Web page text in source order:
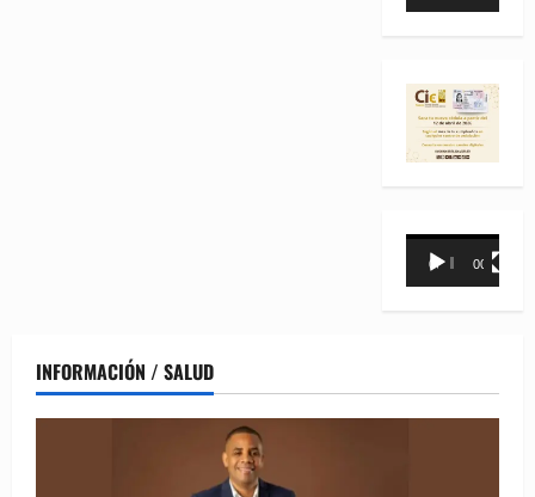
Reproductor
00:00 00:31
INFORMACIÓN / SALUD